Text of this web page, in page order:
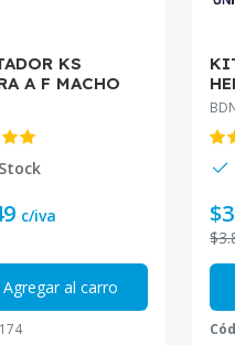
KS
A F MACHO
FM
c/iva
Agregar al carro